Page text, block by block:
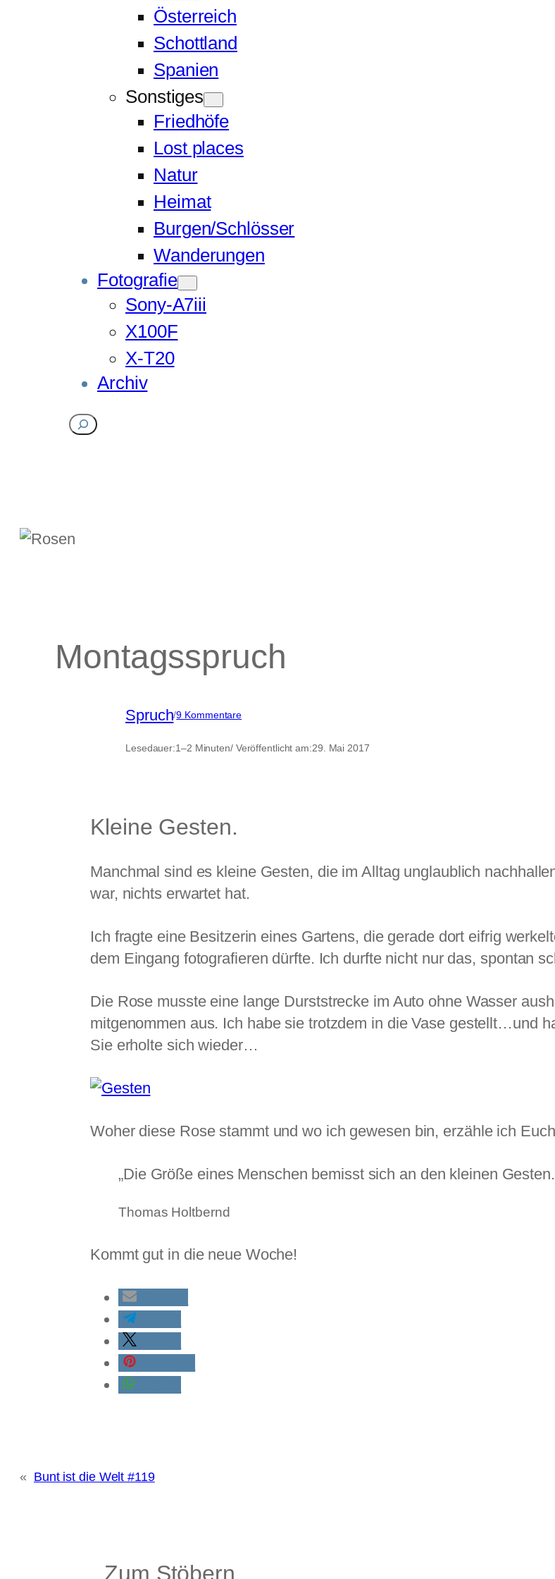
Österreich
Schottland
Spanien
Sonstiges
Friedhöfe
Lost places
Natur
Heimat
Burgen/Schlösser
Wanderungen
Fotografie
Sony-A7iii
X100F
X-T20
Archiv
Suchen
Montagsspruch
Spruch/9 Kommentarezu
Lesedauer:1–2 Minuten/ Veröffentlicht am:29. Mai 2017
Kleine Gesten.
Manchmal sind es kleine Gesten, die im Alltag unglaublich
war, nichts erwartet hat.
Ich fragte eine Besitzerin eines Gartens, die gerade dort eifrig
dem Eingang fotografieren dürfte. Ich durfte nicht nur das, spontan
Die Rose musste eine lange Durststrecke im Auto ohne Wasser
mitgenommen aus. Ich habe sie trotzdem in die Vase gestellt…und
Sie erholte sich wieder…
Woher diese Rose stammt und wo ich gewesen bin, erzähle ich
„Die Größe eines Menschen bemisst sich an den kleinen
Thomas Holtbernd
Kommt gut in die neue Woche!
« Bunt ist die Welt #119
Zum Stöbern